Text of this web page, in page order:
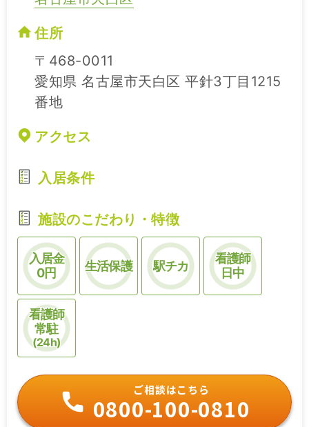
住所
〒468-0011
愛知県 名古屋市天白区 平針3丁目1215
番地
アクセス
入居条件
施設のこだわり・特徴
入居金
0円
生活保護 駅チカ
看護師
日中
看護師
常駐
(24h)
ご相談はこちら
0800-100-0810